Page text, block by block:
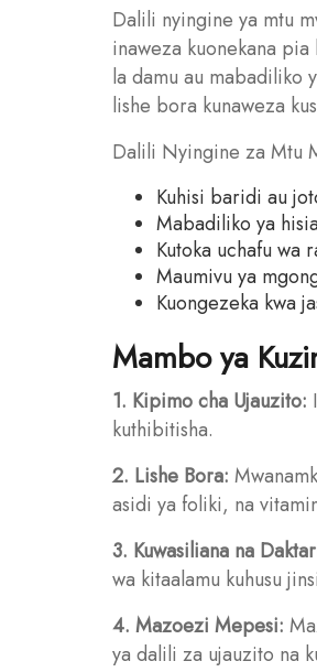
Dalili nyingine ya mtu
inaweza kuonekana
la damu au mabadiliko
lishe bora kunaweza
Dalili Nyingine za Mtu
Kuhisi baridi au
Mabadiliko ya
Kutoka uchafu wa
Maumivu ya
Kuongezeka kwa
Mambo ya
1. Kipimo cha Ujauzito:
kuthibitisha.
2. Lishe Bora:
asidi ya foliki, na
3. Kuwasiliana na
wa kitaalamu kuhusu
4. Mazoezi Mepesi:
ya dalili za ujauzito na